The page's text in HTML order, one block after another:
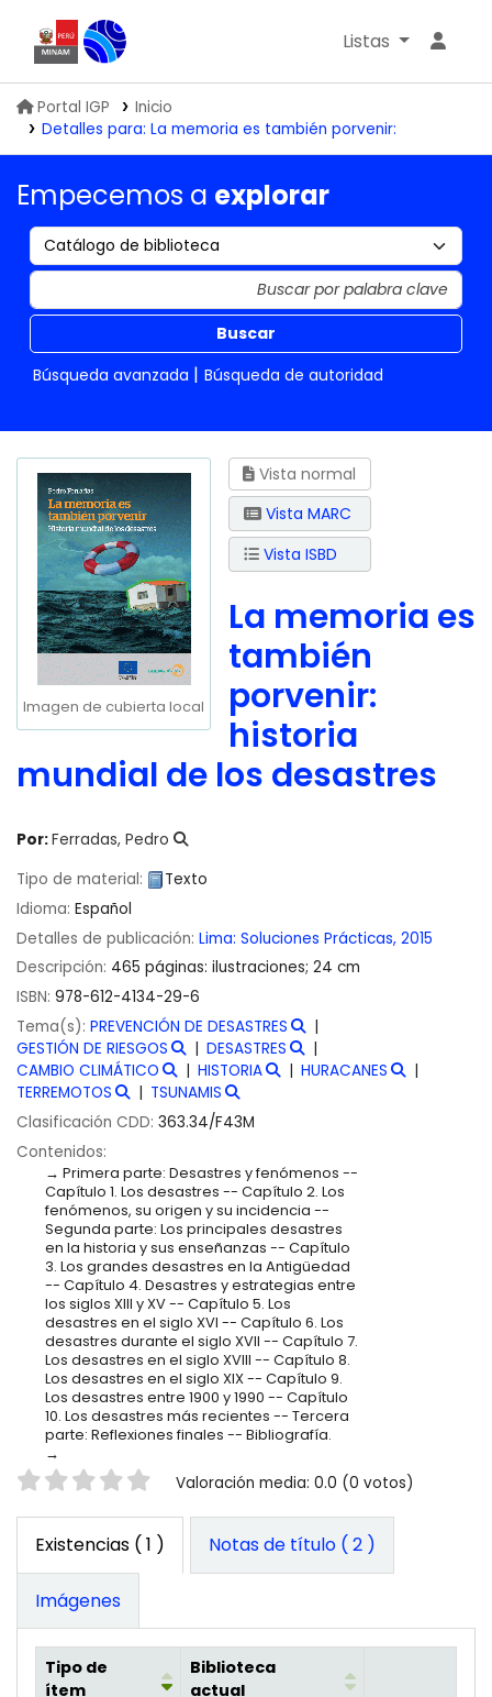
Biblioteca IGP
Listas
Portal IGP
Inicio
Detalles para: La memoria es también porvenir:
Empecemos a explorar
Buscar
Búsqueda avanzada
Búsqueda de autoridad
Imagen de cubierta local
Vista normal
Vista MARC
Vista ISBD
La memoria es
también
porvenir:
historia
mundial de los desastres
Por:Ferradas, Pedro
Tipo de material:
Texto
Idioma: Español
Detalles de publicación: Lima: Soluciones Prácticas, 2015
Descripción: 465 páginas: ilustraciones; 24 cm
ISBN: 978-612-4134-29-6
Tema(s): PREVENCIÓN DE DESASTRES
GESTIÓN DE RIESGOS
DESASTRES
CAMBIO CLIMÁTICO
HISTORIA
HURACANES
TERREMOTOS
TSUNAMIS
Clasificación CDD: 363.34/F43M
Contenidos:
Primera parte: Desastres y fenómenos --
Capítulo 1. Los desastres -- Capítulo 2. Los
fenómenos, su origen y su incidencia --
Segunda parte: Los principales desastres
en la historia y sus enseñanzas -- Capítulo
3. Los grandes desastres en la Antigüedad
-- Capítulo 4. Desastres y estrategias entre
los siglos XIII y XV -- Capítulo 5. Los
desastres en el siglo XVI -- Capítulo 6. Los
desastres durante el siglo XVII -- Capítulo 7.
Los desastres en el siglo XVIII -- Capítulo 8.
Los desastres en el siglo XIX -- Capítulo 9.
Los desastres entre 1900 y 1990 -- Capítulo
10. Los desastres más recientes -- Tercera
parte: Reflexiones finales -- Bibliografía.
Valoración Valoración media: 0.0 (0 votos)
Existencias ( 1 ) Notas de título ( 2 )
Imágenes
Tipo de
ítem
Biblioteca
actual